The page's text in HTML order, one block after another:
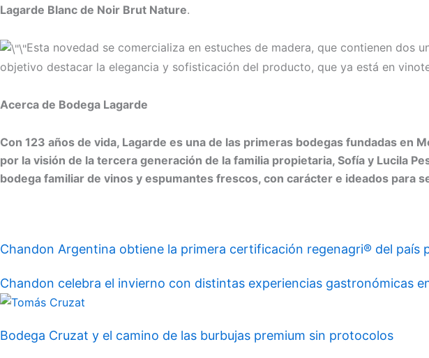
Lagarde Blanc de Noir Brut Nature.
Esta novedad se comercializa en estuches de madera, que contienen
objetivo destacar la elegancia y sofisticación del producto, que ya está en
Acerca de Bodega Lagarde
Con 123 años de vida, Lagarde es una de las primeras bodegas fundadas en
por la visión de la tercera generación de la familia propietaria, Sofía y Lucila
bodega familiar de vinos y espumantes frescos, con carácter e ideados para
Chandon Argentina obtiene la primera certificación regenagri® del país
Chandon celebra el invierno con distintas experiencias gastronómicas
Bodega Cruzat y el camino de las burbujas premium sin protocolos